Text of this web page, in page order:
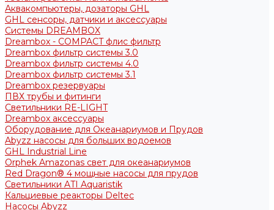
Аквакомпьютеры, дозаторы GHL
GHL сенсоры, датчики и аксессуары
Системы DREAMBOX
Dreambox - COMPACT флис фильтр
Dreambox фильтр системы 3.0
Dreambox фильтр системы 4.0
Dreambox фильтр системы 3.1
Dreambox резервуары
ПВХ трубы и фитинги
Светильники RE-LIGHT
Dreambox аксессуары
Оборудование для Океанариумов и Прудов
Abyzz насосы для больших водоемов
GHL Industrial Line
Orphek Amazonas свет для океанариумов
Red Dragon® 4 мощные насосы для прудов
Светильники ATI Aquaristik
Кальциевые реакторы Deltec
Насосы Abyzz